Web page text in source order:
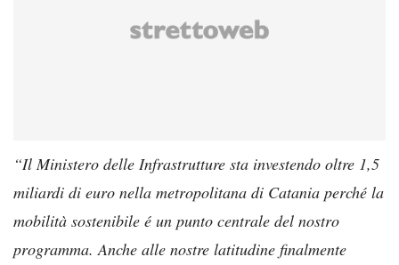
“Il Ministero delle Infrastrutture sta investendo oltre 1,5
miliardi di euro nella metropolitana di Catania perché la
mobilità sostenibile é un punto centrale del nostro
programma. Anche alle nostre latitudine finalmente